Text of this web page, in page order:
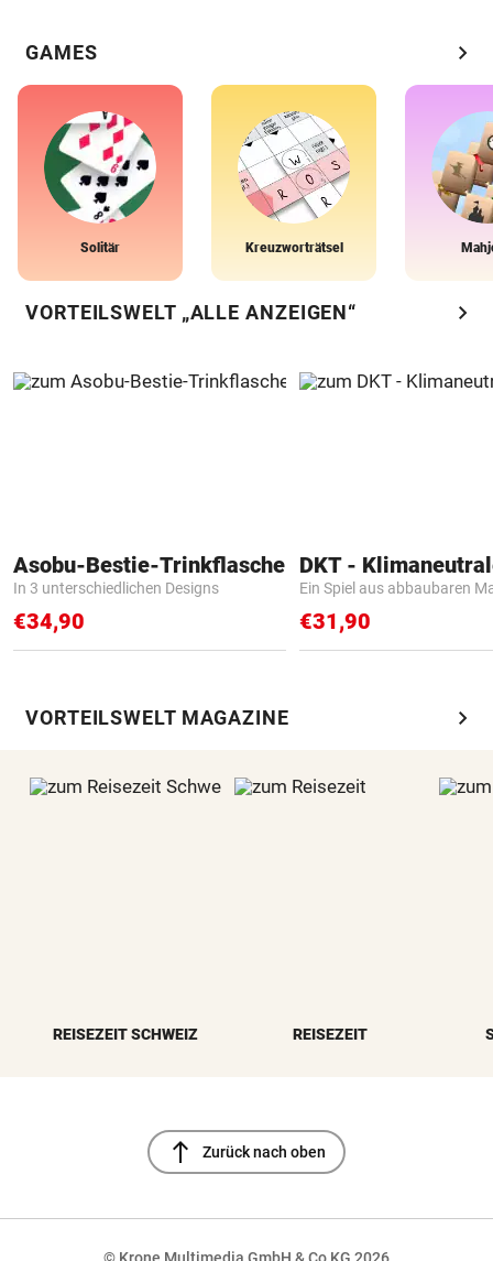
GAMES chevron_right
Solitär Kreuzworträtsel
VORTEILSWELT „ALLE ANZEIGEN“ chevron_right
Asobu-Bestie-Trinkflasche
In 3 unterschiedlichen Designs
€34,90
Ein Spiel aus abbaubaren
€31,90
VORTEILSWELT MAGAZINE chevron_right
REISEZEIT SCHWEIZ REISEZEIT
north Zurück nach oben
© Krone Multimedia GmbH & Co KG 2026